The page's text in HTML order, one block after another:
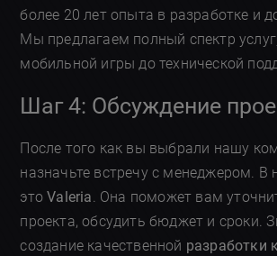
более 20 лет опыта в разработке и
Мы предлагаем полный спектр
мобильной игры до технической
Шаг 4: Обсуждение
После того как вы выбрали нашу
назначьте встречу с менеджером. В
этоValeria. Она поможет вам
проекта, обсудить бюджет и сроки.
создание качественной разработки